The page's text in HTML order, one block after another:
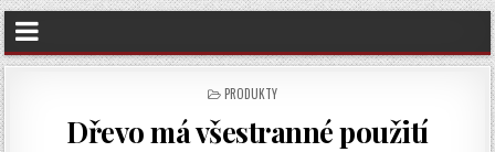
POSTED
PRODUKTY
Dřevo má všestranné použití